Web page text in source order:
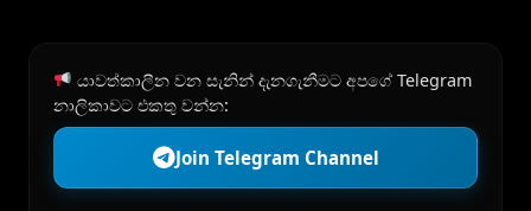
යාවත්කාලීන වන සැනින් දැනගැනීමට අපගේ Telegram
නාලිකාවට එකතු වන්න:
Join Telegram Channel